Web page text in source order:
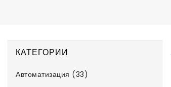
КАТЕГОРИИ
Автоматизация (33)